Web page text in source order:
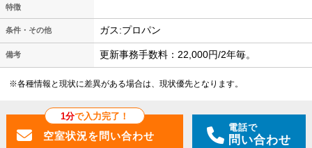
特徴
条件・その他 ガス:プロパン
備考 更新事務手数料：22,000円/2年毎。
※各種情報と現状に差異がある場合は、現状優先となります。
1分で入力完了！
電話で
問い合わせ